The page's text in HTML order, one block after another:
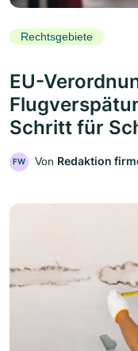
Rechtsgebiete
EU-
Schritt für
FW Von Redaktion